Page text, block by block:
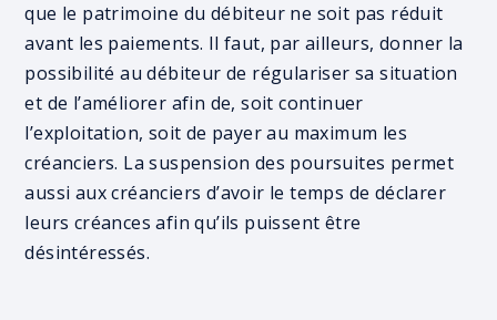
que le patrimoine du débiteur ne soit pas réduit
avant les paiements. Il faut, par ailleurs, donner la
possibilité au débiteur de régulariser sa situation
et de l’améliorer afin de, soit continuer
l’exploitation, soit de payer au maximum les
créanciers. La suspension des poursuites permet
aussi aux créanciers d’avoir le temps de déclarer
leurs créances afin qu’ils puissent être
désintéressés.